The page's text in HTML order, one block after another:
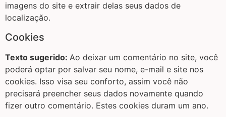
imagens do site e extrair delas seus dados de
localização.
Cookies
Texto sugerido: Ao deixar um comentário no site, você
poderá optar por salvar seu nome, e-mail e site nos
cookies. Isso visa seu conforto, assim você não
precisará preencher seus dados novamente quando
fizer outro comentário. Estes cookies duram um ano.